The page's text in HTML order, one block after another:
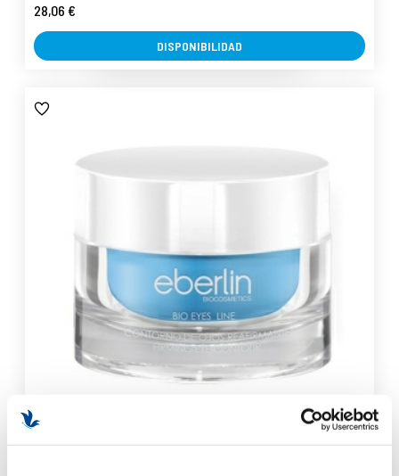
28,06 €
DISPONIBILIDAD
Contorno de Ojos y Labios Reafirmante 15 ml - Línea Bio